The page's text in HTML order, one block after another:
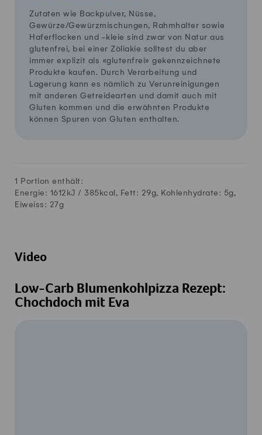
Zutaten wie Backpulver, Nüsse,
Gewürze/Gewürzmischungen, Rahmhalter sowie
Haferflocken und -kleie sind zwar von Natur aus
glutenfrei, bei einer Zöliakie solltest du aber
immer explizit als «glutenfrei» gekennzeichnete
Produkte kaufen. Durch Verarbeitung und
Lagerung kann es nämlich zu Verunreinigungen
mit anderen Getreidearten und damit auch mit
Gluten kommen und die erwähnten Produkte
können Spuren von Gluten enthalten.
1 Portion enthält:
Energie: 1612kJ / 385 kcal, Fett: 29g, Kohlenhydrate: 5g,
Eiweiss: 27g
Video
Low-Carb Blumenkohlpizza Rezept:
Chochdoch mit Eva